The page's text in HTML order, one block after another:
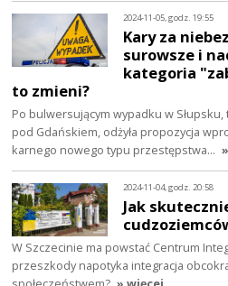
2024-11-05, godz. 19:55
Kary za
surowsze i
kategoria
to zmieni?
Po bulwersującym wypadku w
pod Gdańskiem, odżyła propozycja
karnego nowego typu przestępstwa…
2024-11-04, godz. 20:58
Jak
W Szczecinie ma powstać Centrum
przeszkody napotyka integracja